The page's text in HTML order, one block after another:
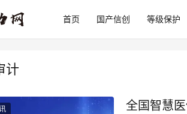
首页 国产信创 等级保护
计
全国智慧